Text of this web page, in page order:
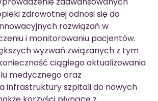
zdrowotnej odnosi się do
rozwiązań w
i monitorowaniu pacjentów.
wyzwań związanych z tym
ciągłego aktualizowania
medycznego oraz
infrastruktury szpitali do nowych